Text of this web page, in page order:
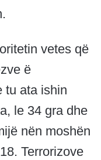
vetes që
ë
tu ata ishin
le 34 gra dhe
nën moshën
Terrorizove